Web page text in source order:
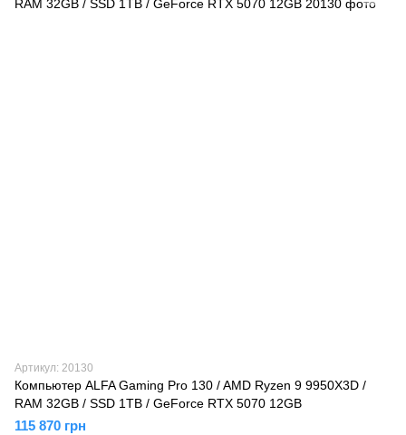
Артикул: 20130
Компьютер ALFA Gaming Pro 130 / AMD Ryzen 9 9950X3D /
RAM 32GB / SSD 1TB / GeForce RTX 5070 12GB
115 870 грн